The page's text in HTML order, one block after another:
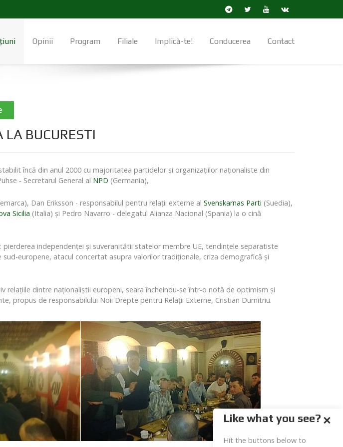
Opinii Program Filiale Implică-te! Conducerea Contact
BUCURESTI
încă din anul 2000 cu majoritatea partidelor şi organizaţiilor naţionaliste din
- Secretarul General al NPD (Germania),
Dan Eriksson - responsabilul pentru relaţii externe al Svenskarnas Parti (Suedia),
Sicilia (Italia) şi Pedro Navarro - delegatul Alianza Nacional (Spania) la o cină
independenţei şi suveranitătii statelor membre UE, tendinţele separatiste
europene, atacul concertat asupra valorilor tradiţionale, criza demografică şi
dintre naţionaliştii europeni, seara încheindu-se într-o notă de optimism şi
propus de responsabilului Noii Drepte pentru Relaţii Externe, Cristian Dumitriu.
Like what you see?
Hit the buttons below to